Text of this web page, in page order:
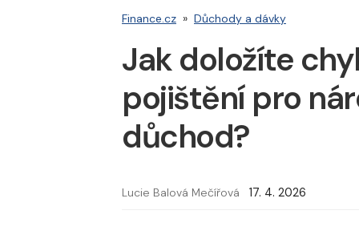
Finance.cz » Důchody a dávky
Jak doložíte
pojištění pro
důchod?
Lucie Balová Mečířová 17. 4. 2026